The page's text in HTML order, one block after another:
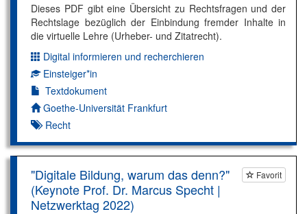
Dieses PDF gibt eine Übersicht zu Rechtsfragen und der
Rechtslage bezüglich der Einbindung fremder Inhalte in
die virtuelle Lehre (Urheber- und Zitatrecht).
Dimension:
Digital informieren und recherchieren
Kompetenzniveau:
Einsteiger*in
Textdokument
Autor*in:
Goethe-Universität Frankfurt
Recht
Favorit
"Digitale Bildung, warum das denn?"
(Keynote Prof. Dr. Marcus Specht |
Netzwerktag 2022)